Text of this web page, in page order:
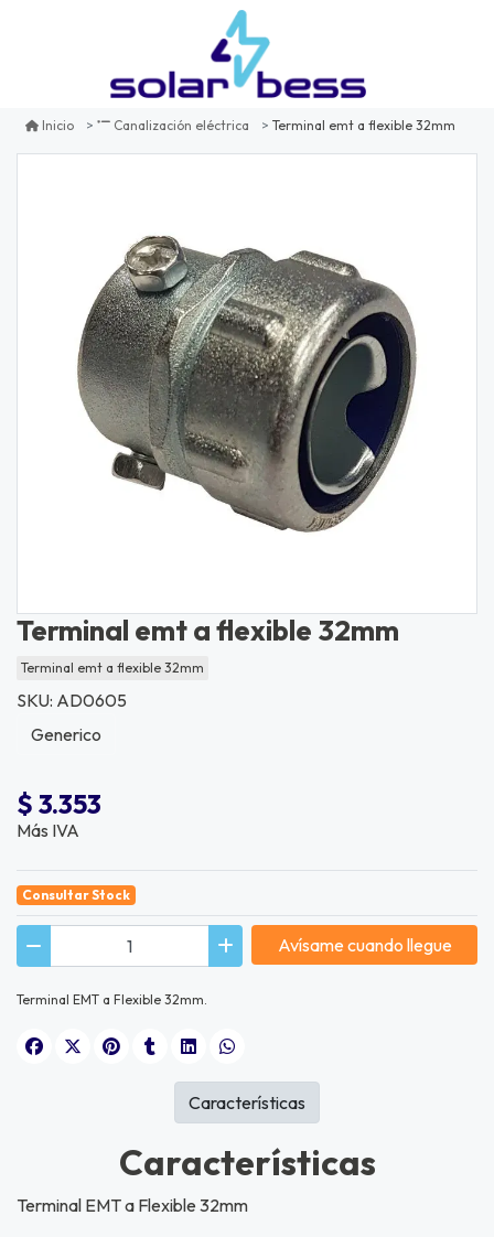
Inicio Canalización eléctrica Terminal emt a flexible 32mm
Terminal emt a flexible 32mm
Terminal emt a flexible 32mm
SKU: AD0605
Generico
$ 3.353
Más IVA
Consultar Stock
Avísame cuando llegue
Terminal EMT a Flexible 32mm.
Características
Terminal EMT a Flexible 32mm
Características